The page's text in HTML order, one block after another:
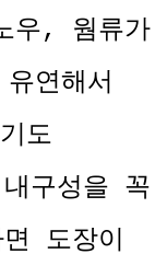
우, 웜류가
연해서
도
구성을 꼭
도장이